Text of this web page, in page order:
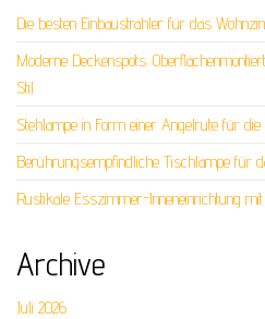
Die besten Einbaustrahler für das
Moderne Deckenspots:
Stil
Stehlampe in Form einer Angelrute für
Berührungsempfindliche Tischlampe für
Rustikale Esszimmer-Inneneinrichtung
Archive
Juli 2026